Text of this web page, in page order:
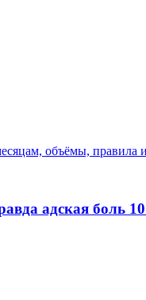
объёмы, правила
адская боль